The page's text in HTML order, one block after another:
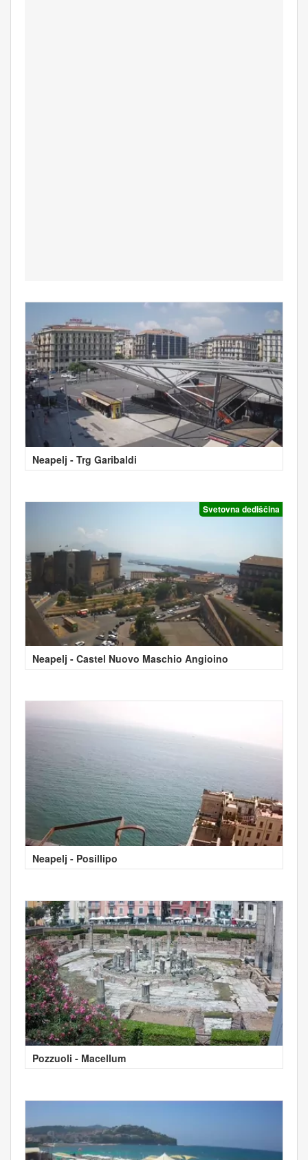
Neapelj - Trg Garibaldi
Svetovna dediščina
Neapelj - Castel Nuovo Maschio Angioino
Neapelj - Posillipo
Pozzuoli - Macellum